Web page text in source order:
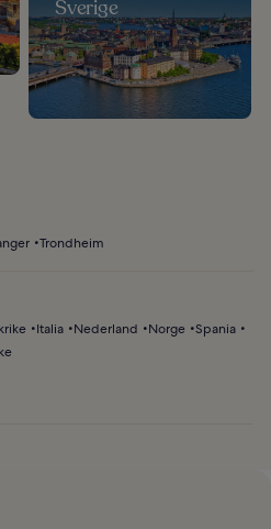
Sverige
Trondheim
Italia Nederland Norge Spania